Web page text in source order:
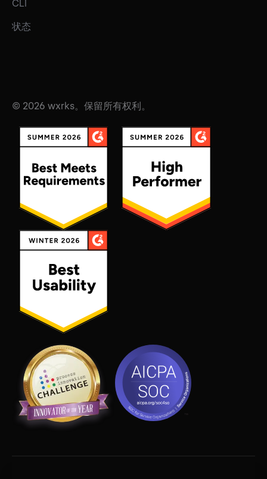
CLI
状态
© 2026 wxrks。保留所有权利。